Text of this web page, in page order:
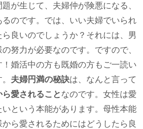
が生じて、夫婦仲が険悪になる、
のです。では、いい夫婦でいられ
良いのでしょうか？それには、男
努力が必要なのです。ですので、
婚活中の方も既婚の方もご一読い
夫婦円満の秘訣は、なんと言って
愛されること なのです。女性は愛
という本能があります。母性本能
ら愛されるためにはどうしたら良